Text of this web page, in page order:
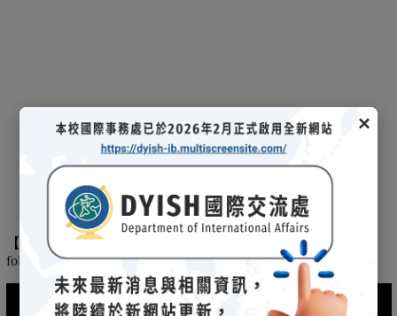
×
【 2025/03/08招生說明會- 114 學年度國際文憑課程暨海攬班 】
following is the record of the 2025/03/08 admission briefing.